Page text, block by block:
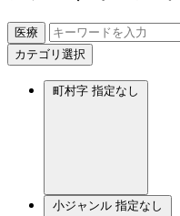
医療
カテゴリ選択
町村字 指定なし
小ジャンル 指定なし